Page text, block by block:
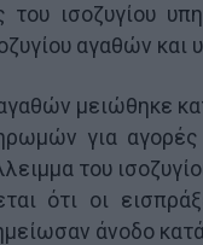
του ισοζυγίου
αγαθών και
μειώθηκε
για αγορές
του
ότι οι
άνοδο